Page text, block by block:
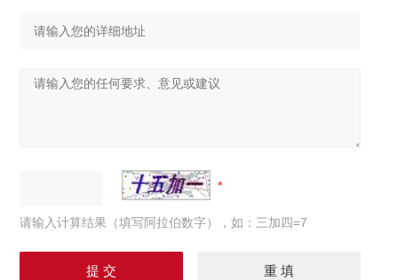
请输入计算结果（填写阿拉伯数字），如：三加四=7